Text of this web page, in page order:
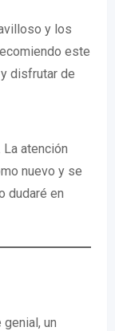
y los
este
disfrutar de
atención
nuevo y se
dudaré en
genial, un